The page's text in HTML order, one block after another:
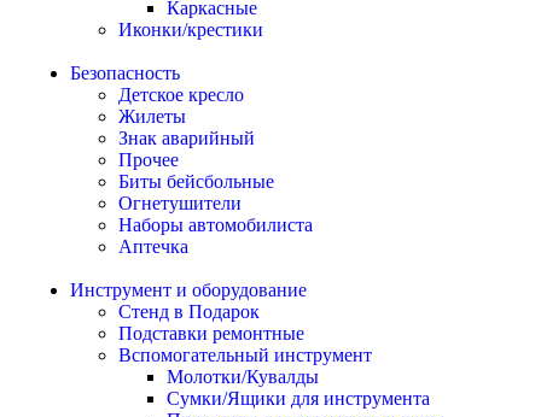
Каркасные
Иконки/крестики
Безопасность
Детское кресло
Жилеты
Знак аварийный
Прочее
Биты бейсбольные
Огнетушители
Наборы автомобилиста
Аптечка
Инструмент и оборудование
Стенд в Подарок
Подставки ремонтные
Вспомогательный инструмент
Молотки/Кувалды
Сумки/Ящики для инструмента